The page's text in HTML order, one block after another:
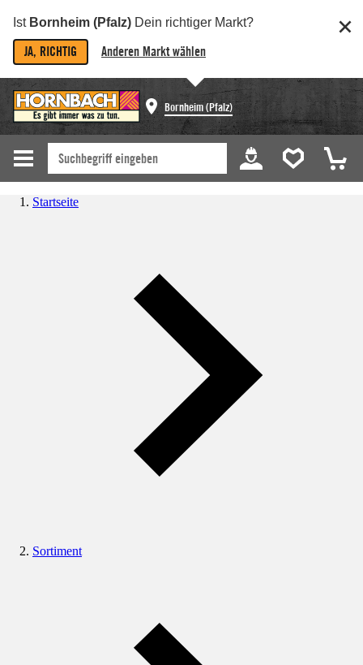
Ist Bornheim (Pfalz) Dein richtiger Markt?
JA, RICHTIG Anderen Markt wählen
Bornheim (Pfalz)
Startseite
Sortiment